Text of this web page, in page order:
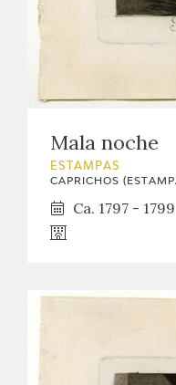
Mala noche
ESTAMPAS
CAPRICHOS
Ca. 1797 - 1799